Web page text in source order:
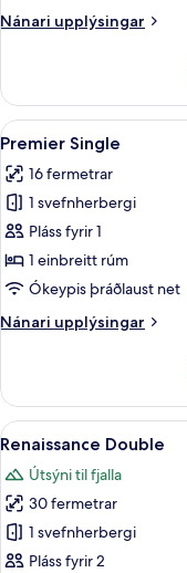
Nánari upplýsingar
Nánari
Double
Skoða
allar
myndir
fyrir
Premier
Single
5
Premier Single
16 fermetrar
1 svefnherbergi
Pláss fyrir 1
1 einbreitt rúm
Ókeypis þráðlaust net
Nánari upplýsingar
Nánari
Single
Skoða
allar
myndir
fyrir
Renaissance
Double
6
Renaissance Double
Útsýni til fjalla
30 fermetrar
1 svefnherbergi
Pláss fyrir 2